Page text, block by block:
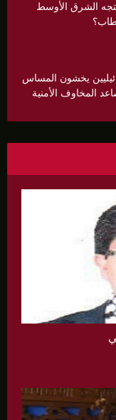
الشرق الأوسط
يخشون المساس
المخاوف الأمنية